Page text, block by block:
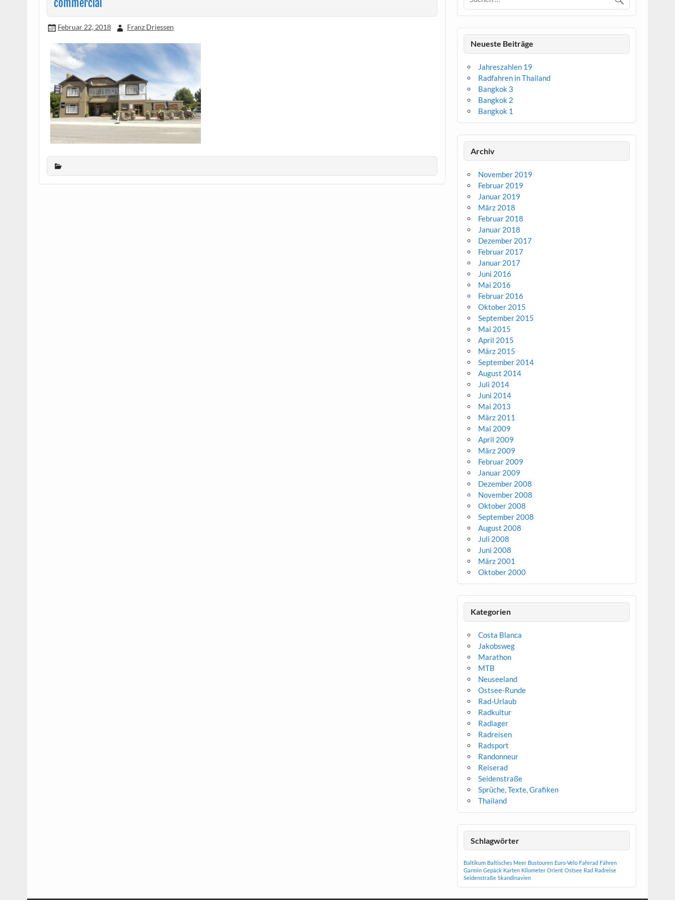
commercial
Februar 22, 2018 Franz Driessen
Neueste Beiträge
Jahreszahlen 19
Radfahren in Thailand
Bangkok 3
Bangkok 2
Bangkok 1
Archiv
November 2019
Februar 2019
Januar 2019
März 2018
Februar 2018
Januar 2018
Dezember 2017
Februar 2017
Januar 2017
Juni 2016
Mai 2016
Februar 2016
Oktober 2015
September 2015
Mai 2015
April 2015
März 2015
September 2014
August 2014
Juli 2014
Juni 2014
Mai 2013
März 2011
Mai 2009
April 2009
März 2009
Februar 2009
Januar 2009
Dezember 2008
November 2008
Oktober 2008
September 2008
August 2008
Juli 2008
Juni 2008
März 2001
Oktober 2000
Kategorien
Costa Blanca
Jakobsweg
Marathon
MTB
Neuseeland
Ostsee-Runde
Rad-Urlaub
Radkultur
Radlager
Radreisen
Radsport
Randonneur
Reiserad
Seidenstraße
Sprüche, Texte, Grafiken
Thailand
Schlagwörter
Baltikum Baltisches Meer Bustouren Euro-Velo Fahrrad Fähren
Garmin Gepäck Karten Kilometer Orient Ostsee Rad Radreise
Seidenstraße Skandinavien